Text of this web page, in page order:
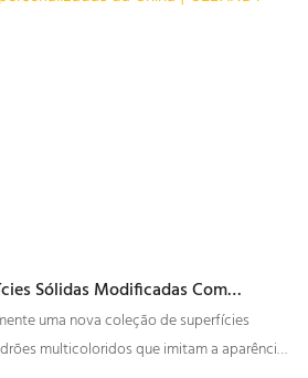
pode ser curvada, é resistente a
Sólidas Modificadas Com
Da China | GELANDY
uma nova coleção de superfícies
multicoloridos que imitam a aparência